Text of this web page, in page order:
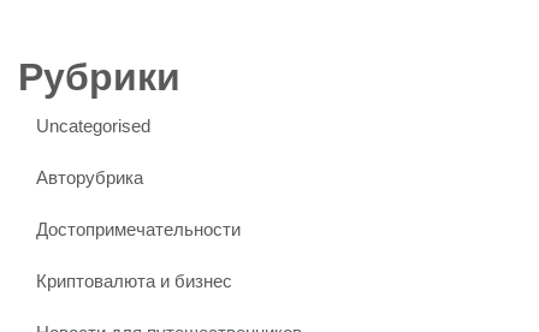
Рубрики
Uncategorised
Авторубрика
Достопримечательности
Криптовалюта и бизнес